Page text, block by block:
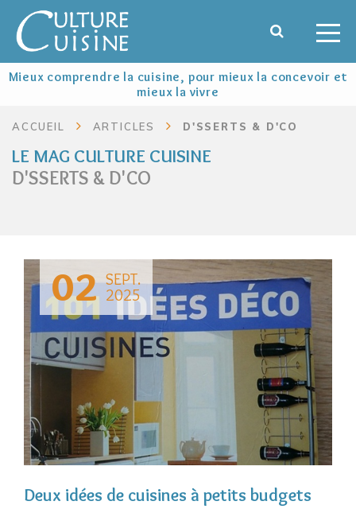
Mieux comprendre la cuisine, pour mieux la concevoir et
mieux la vivre
LE MAG CULTURE CUISINE
D'SSERTS & D'CO
ACCUEIL ARTICLES D'SSERTS & D'CO
02 SEPT.
2025
Deux idées de cuisines à petits budgets